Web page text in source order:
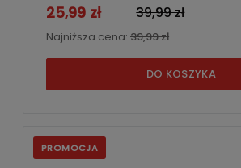
25,99 zł 39,99 zł
Najniższa cena: 39,99 zł
DO KOSZYKA
PROMOCJA